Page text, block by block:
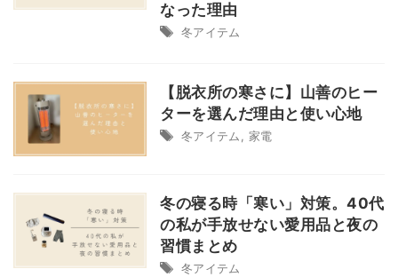
なった理由
冬アイテム
【脱衣所の寒さに】山善のヒー
ターを選んだ理由と使い心地
冬アイテム 家電
冬の寝る時「寒い」対策。40代
の私が手放せない愛用品と夜の
習慣まとめ
冬アイテム